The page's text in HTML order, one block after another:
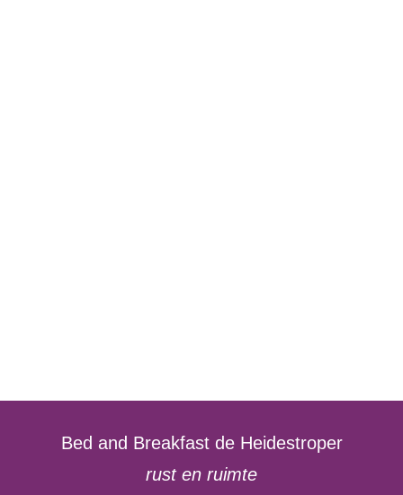
Bed and Breakfast de Heidestroper
rust en ruimte